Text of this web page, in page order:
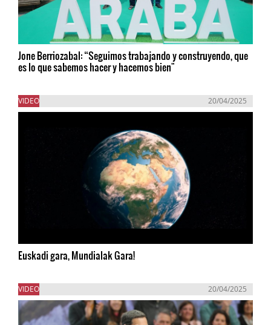
Jone Berriozabal: “Seguimos trabajando y construyendo, que
es lo que sabemos hacer y hacemos bien"
VIDEO 20/04/2025
Euskadi gara, Mundialak Gara!
VIDEO 20/04/2025